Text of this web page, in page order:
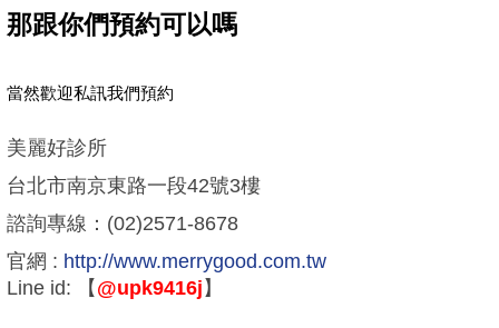
那跟你們預約可以嗎
當然歡迎私訊我們預約
美麗好診所
台北市南京東路一段42號3樓
諮詢專線：(02)2571-8678
官網 : http://www.merrygood.com.tw
Line id: 【 @upk9416j 】